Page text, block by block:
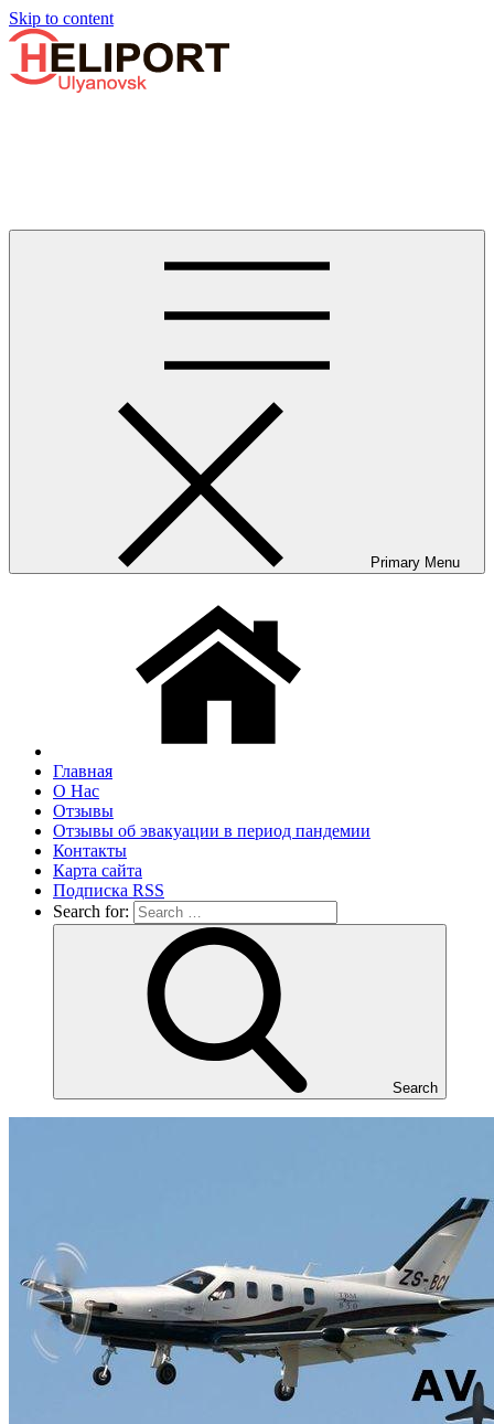
Skip to content
Primary Menu
Главная
О Нас
Отзывы
Отзывы об эвакуации в период пандемии
Контакты
Карта сайта
Подписка RSS
Search for:
Search